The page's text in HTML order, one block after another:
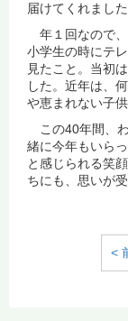
届けてくれました
年１回なので、
小学生の時にテ
見たこと。当初
した。近年は、
や恵まれない子
この40年間、
緒に今年もいら
と感じられる笑
ちにも、思いが
<